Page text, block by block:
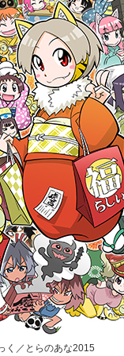
く／とらのあな2015